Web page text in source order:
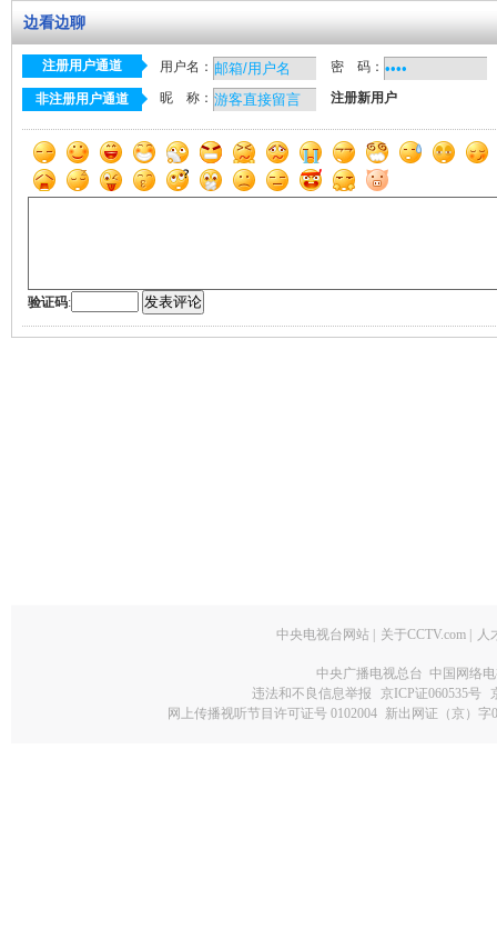
边看边聊
注册用户通道 用户名： 密 码：
非注册用户通道 昵 称： 注册新用户
验证码:
中央电视台网站 关于CCTV.com 人
中央广播电视总台 中国网络
违法和不良信息举报
京ICP证060535号
网上传播视听节目许可证号 0102004 新出网证（京）